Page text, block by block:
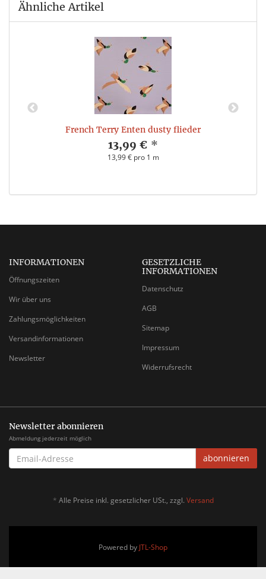
Ähnliche Artikel
French Terry Enten dusty flieder
13,99 € *
13,99 € pro 1 m
INFORMATIONEN
Öffnungszeiten
Wir über uns
Zahlungsmöglichkeiten
Versandinformationen
Newsletter
GESETZLICHE
INFORMATIONEN
Datenschutz
AGB
Sitemap
Impressum
Widerrufsrecht
Newsletter abonnieren
Abmeldung jederzeit möglich
EMAIL-
ADRESSE
abonnieren
* Alle Preise inkl. gesetzlicher USt., zzgl. Versand
Powered by JTL-Shop